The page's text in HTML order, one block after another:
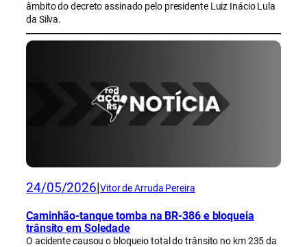
âmbito do decreto assinado pelo presidente Luiz Inácio Lula
da Silva.
24/05/2026 Vitor de Arruda Pereira
Caminhão-tanque tomba na BR-386 e bloqueia
trânsito em Soledade
O acidente causou o bloqueio total do trânsito no km 235 da